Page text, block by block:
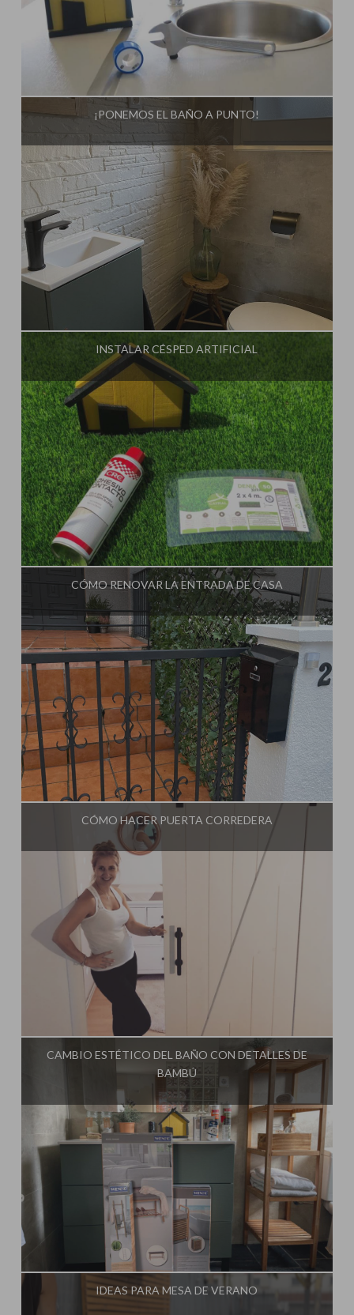
Influencer:
¡PONEMOS EL BAÑO A PUNTO!
Influencer: Steffido
INSTALAR CÉSPED ARTIFICIAL
Influencer:Steffido
CÓMO RENOVAR LA ENTRADA DE CASA
Influencer:Steffido
CÓMO HACER PUERTA CORREDERA
Influencer: Steffido
CAMBIO ESTÉTICO DEL BAÑO CON DETALLES DE
BAMBÚ
Influencer: Steffido
IDEAS PARA MESA DE VERANO